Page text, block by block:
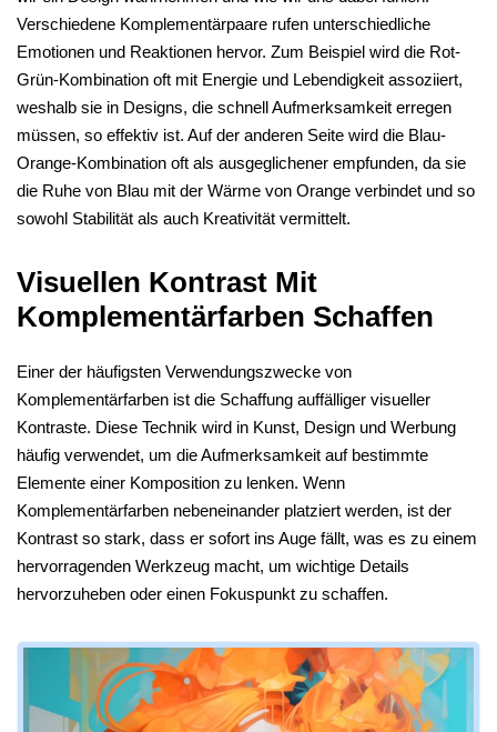
Verschiedene Komplementärpaare rufen unterschiedliche
Emotionen und Reaktionen hervor. Zum Beispiel wird die Rot-
Grün-Kombination oft mit Energie und Lebendigkeit assoziiert,
weshalb sie in Designs, die schnell Aufmerksamkeit erregen
müssen, so effektiv ist. Auf der anderen Seite wird die Blau-
Orange-Kombination oft als ausgeglichener empfunden, da sie
die Ruhe von Blau mit der Wärme von Orange verbindet und so
sowohl Stabilität als auch Kreativität vermittelt.
Visuellen Kontrast Mit
Komplementärfarben Schaffen
Einer der häufigsten Verwendungszwecke von
Komplementärfarben ist die Schaffung auffälliger visueller
Kontraste. Diese Technik wird in Kunst, Design und Werbung
häufig verwendet, um die Aufmerksamkeit auf bestimmte
Elemente einer Komposition zu lenken. Wenn
Komplementärfarben nebeneinander platziert werden, ist der
Kontrast so stark, dass er sofort ins Auge fällt, was es zu einem
hervorragenden Werkzeug macht, um wichtige Details
hervorzuheben oder einen Fokuspunkt zu schaffen.